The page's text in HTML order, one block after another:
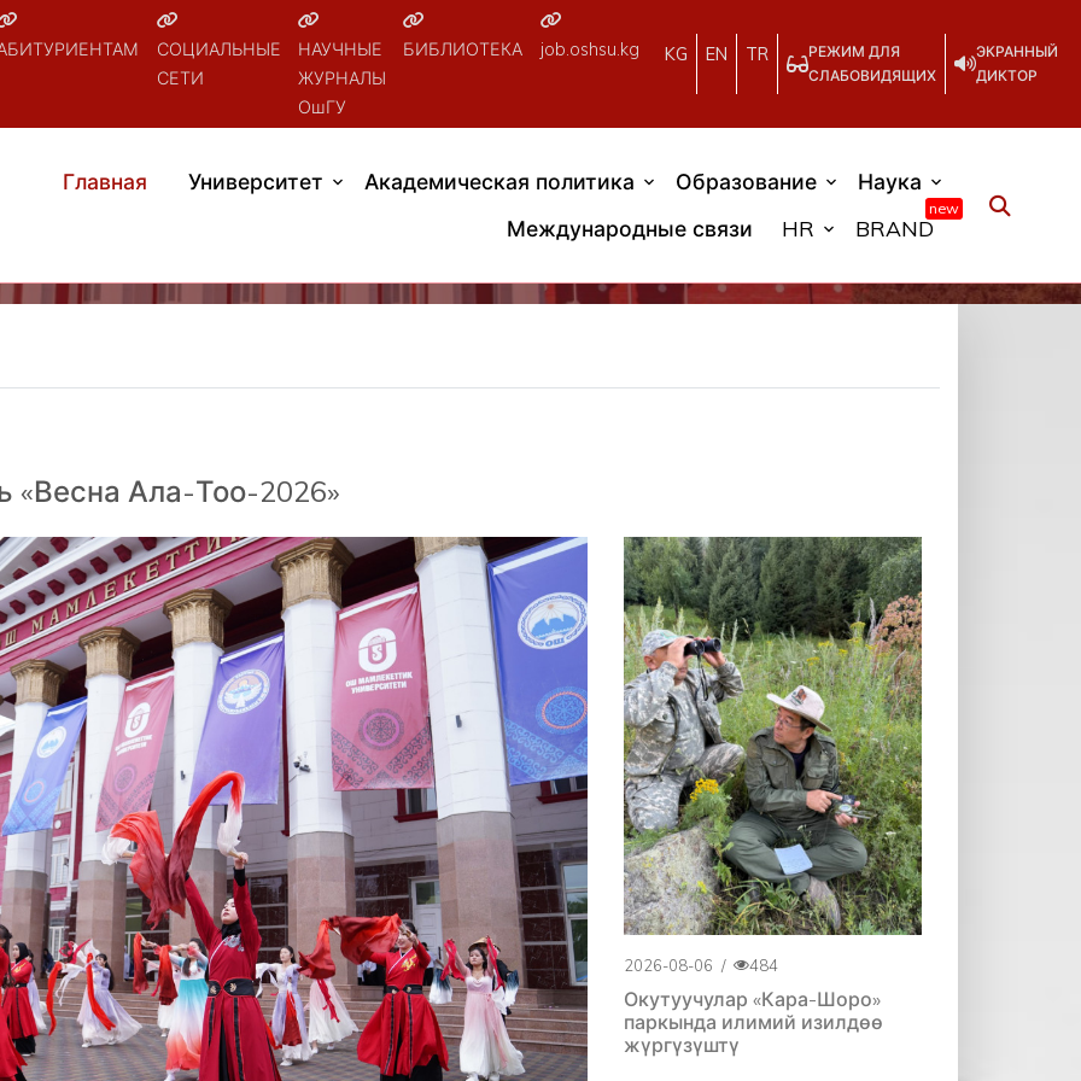
СОЦИАЛЬНЫЕ
СЕТИ
НАУЧНЫЕ
ЖУРНАЛЫ
ОшГУ
БИБЛИОТЕКА job.oshsu.kg KG EN TR
РЕЖИМ ДЛЯ
СЛАБОВИДЯЩИХ
ЭКРАННЫЙ
ДИКТОР
Главная Университет Академическая политика Образование
Наука
Международные связи
HR BRAND
new
«Весна Ала-Тоо-2026»
2026-08-06 / 484
Окутуучулар «Кара-Шоро»
паркында илимий изилдөө
жүргүзүштү